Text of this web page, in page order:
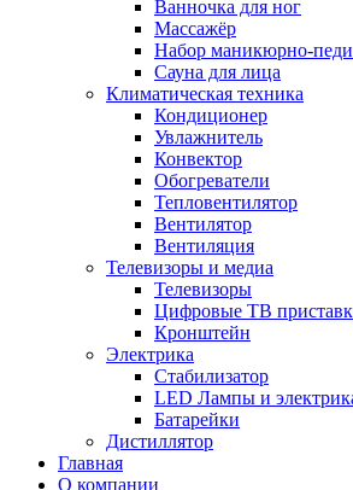
Ванночка для ног
Массажёр
Набор маникюрно-
Сауна для лица
Климатическая техника
Кондиционер
Увлажнитель
Конвектор
Обогреватели
Тепловентилятор
Вентилятор
Вентиляция
Телевизоры и медиа
Телевизоры
Цифровые ТВ
Кронштейн
Электрика
Стабилизатор
LED Лампы и
Батарейки
Дистиллятор
Главная
О компании